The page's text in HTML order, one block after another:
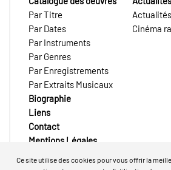
Par Titre
Par Dates
Par Instruments
Par Genres
Par Enregistrements
Par Extraits Musicaux
Cinéma
Biographie
Liens
Contact
Mentions Légales
Ce site utilise des cookies pour vous offrir la